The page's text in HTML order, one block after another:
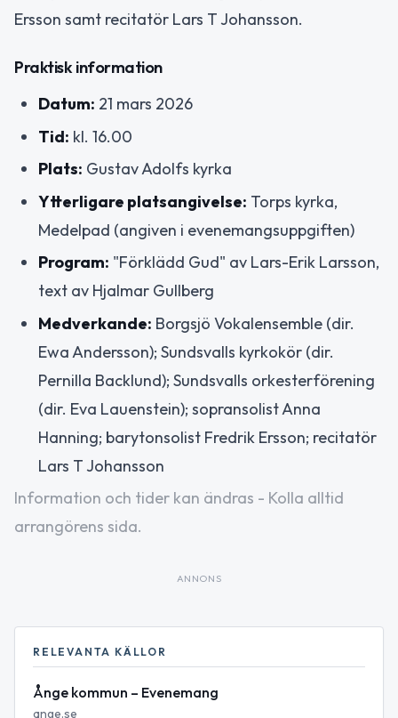
Ersson samt recitatör Lars T Johansson.
Praktisk information
Datum: 21 mars 2026
Tid: kl. 16.00
Plats: Gustav Adolfs kyrka
Ytterligare platsangivelse: Torps kyrka,
Medelpad (angiven i evenemangsuppgiften)
Program: "Förklädd Gud" av Lars-Erik Larsson,
text av Hjalmar Gullberg
Medverkande: Borgsjö Vokalensemble (dir.
Ewa Andersson); Sundsvalls kyrkokör (dir.
Pernilla Backlund); Sundsvalls orkesterförening
(dir. Eva Lauenstein); sopransolist Anna
Hanning; barytonsolist Fredrik Ersson; recitatör
Lars T Johansson
Information och tider kan ändras - Kolla alltid
arrangörens sida.
ANNONS
RELEVANTA KÄLLOR
Ånge kommun – Evenemang
ange.se